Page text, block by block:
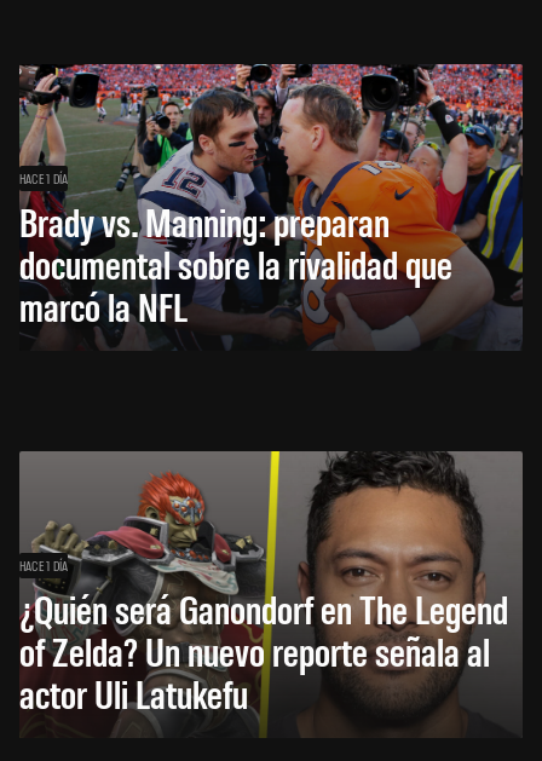
HACE 1 DÍA
Brady vs. Manning: preparan
documental sobre la rivalidad que
marcó la NFL
HACE 1 DÍA
¿Quién será Ganondorf en The Legend
of Zelda? Un nuevo reporte señala al
actor Uli Latukefu